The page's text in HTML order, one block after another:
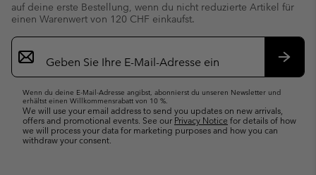
auf deine erste Bestellung, wenn du nicht reduzierte Artikel für
einen Warenwert von 120 CHF einkaufst.
Newsletter-
Anmeldung
Wenn du deine E-Mail-Adresse angibst, abonnierst du unseren Newsletter und
erhältst einen Willkommensrabatt von 10 %.
We will use your email address to send you updates on new arrivals,
offers and promotional events. See our Privacy Notice for details of how
we will process your data for marketing purposes and how you can
withdraw your consent.